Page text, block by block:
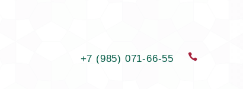
+7 (985) 071-66-55